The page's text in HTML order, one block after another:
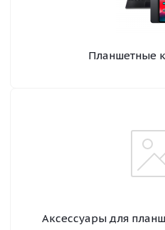
Планшетные
Аксессуары для